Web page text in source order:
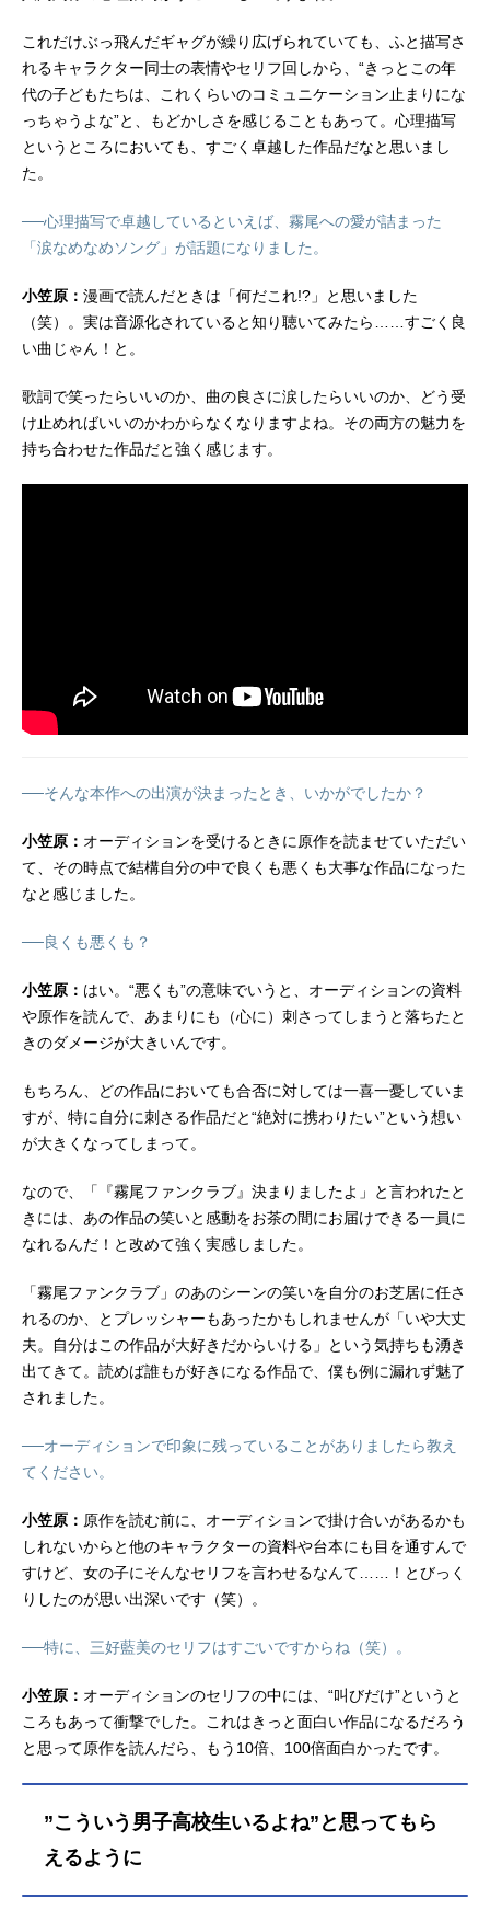
これだけぶっ飛んだギャグが繰り広げられていても、ふと描写さ
れるキャラクター同士の表情やセリフ回しから、“きっとこの年
代の子どもたちは、これくらいのコミュニケーション止まりにな
っちゃうよな”と、もどかしさを感じることもあって。心理描写
というところにおいても、すごく卓越した作品だなと思いまし
た。
──心理描写で卓越しているといえば、霧尾への愛が詰まった
「涙なめなめソング」が話題になりました。
小笠原： 漫画で読んだときは「何だこれ!?」と思いました
（笑）。実は音源化されていると知り聴いてみたら……すごく良
い曲じゃん！と。
歌詞で笑ったらいいのか、曲の良さに涙したらいいのか、どう受
け止めればいいのかわからなくなりますよね。その両方の魅力を
持ち合わせた作品だと強く感じます。
──そんな本作への出演が決まったとき、いかがでしたか？
小笠原： オーディションを受けるときに原作を読ませていただい
て、その時点で結構自分の中で良くも悪くも大事な作品になった
なと感じました。
──良くも悪くも？
小笠原： はい。“悪くも”の意味でいうと、オーディションの資料
や原作を読んで、あまりにも（心に）刺さってしまうと落ちたと
きのダメージが大きいんです。
もちろん、どの作品においても合否に対しては一喜一憂していま
すが、特に自分に刺さる作品だと“絶対に携わりたい”という想い
が大きくなってしまって。
なので、「『霧尾ファンクラブ』決まりましたよ」と言われたと
きには、あの作品の笑いと感動をお茶の間にお届けできる一員に
なれるんだ！と改めて強く実感しました。
「霧尾ファンクラブ」のあのシーンの笑いを自分のお芝居に任さ
れるのか、とプレッシャーもあったかもしれませんが「いや大丈
夫。自分はこの作品が大好きだからいける」という気持ちも湧き
出てきて。読めば誰もが好きになる作品で、僕も例に漏れず魅了
されました。
──オーディションで印象に残っていることがありましたら教え
てください。
小笠原： 原作を読む前に、オーディションで掛け合いがあるかも
しれないからと他のキャラクターの資料や台本にも目を通すんで
すけど、女の子にそんなセリフを言わせるなんて……！とびっく
りしたのが思い出深いです（笑）。
──特に、三好藍美のセリフはすごいですからね（笑）。
小笠原： オーディションのセリフの中には、“叫びだけ”というと
ころもあって衝撃でした。これはきっと面白い作品になるだろう
と思って原作を読んだら、もう10倍、100倍面白かったです。
”こういう男子高校生いるよね”と思ってもら
えるように